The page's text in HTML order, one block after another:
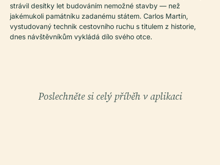
strávil desítky let budováním nemožné stavby — než
jakémukoli památníku zadanému státem. Carlos Martín,
vystudovaný technik cestovního ruchu s titulem z historie,
dnes návštěvníkům vykládá dílo svého otce.
Poslechněte si celý příběh v aplikaci